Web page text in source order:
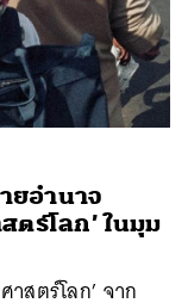
ยอำนาจ
ตร์โลก’ ในมุม
สตร์โลก’ จาก